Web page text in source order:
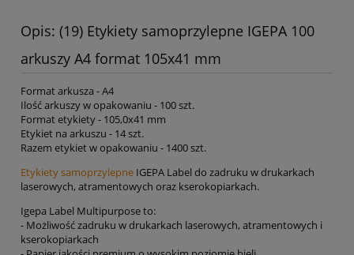
Opis: (19) Etykiety samoprzylepne IGEPA 100
arkuszy A4 format 105x41 mm
Format arkusza - A4
Ilość arkuszy w opakowaniu - 100 szt.
Format etykiety - 105,0x41 mm
Etykiet na arkuszu - 14 szt.
Razem etykiet w opakowaniu - 1400 szt.
Etykiety samoprzylepne IGEPA Label do zadruku w drukarkach
laserowych, atramentowych oraz kserokopiarkach.
Igepa Label Multipurpose to:
- Możliwość zadruku w drukarkach laserowych, atramentowych i
kserokopiarkach